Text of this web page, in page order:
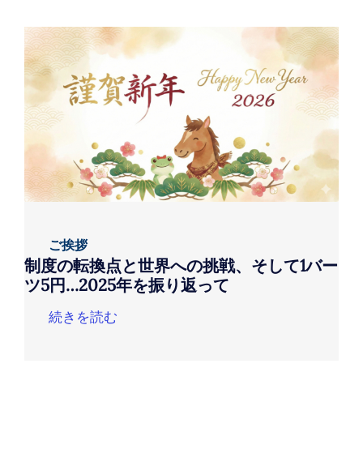
ご挨拶
制度の転換点と世界への挑戦、そして1バー
ツ5円…2025年を振り返って
続きを読む